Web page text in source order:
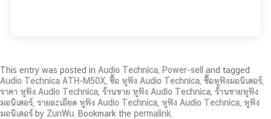
This entry was posted in Audio Technica Power-sell
and tagged
Audio Technica ATH-M50X ซื้อ หูฟัง Audio Technica ซื้อหูฟังมอนิเตอร์
ราคา หูฟัง Audio Technica ร้านขาย หูฟัง Audio Technica ร้านขายหูฟัง
มอนิเตอร์ รายละเอียด หูฟัง Audio Technica หูฟัง Audio Technica หูฟัง
มอนิเตอร์ by ZunWu . Bookmark the permalink